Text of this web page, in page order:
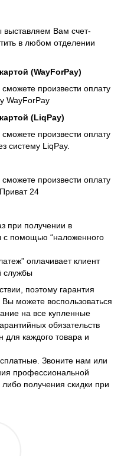
Вам счет-
в любом отделении
(WayForPay)
произвести оплату
WayForPay
(LiqPay)
произвести оплату
систему LiqPay.
произвести оплату
24
при получении в
с помощью “наложенного
оплачивает клиент
службы
поэтому гарантия
можете воспользоваться
на все купленные
обязательств
для каждого товара и
Звоните нам или
профессиональной
получения скидки при